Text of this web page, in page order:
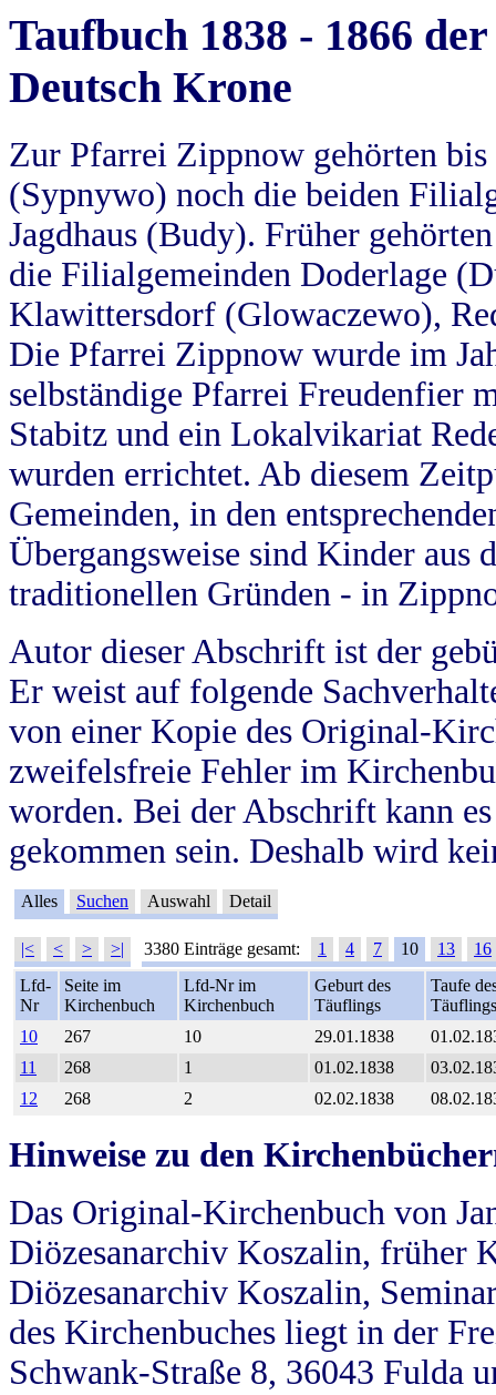
Taufbuch 1838 - 1866
Deutsch Krone
Zur Pfarrei Zippnow gehörten
(Sypnywo) noch die beiden
Jagdhaus (Budy). Früher
die Filialgemeinden Doderlage
Klawittersdorf (Glowaczewo),
Die Pfarrei Zippnow wurde im
selbständige Pfarrei Freudenfier
Stabitz und ein Lokalvikariat
wurden errichtet. Ab diesem
Gemeinden, in den
Übergangsweise sind Kinder aus
traditionellen Gründen - in
Autor dieser Abschrift ist der
Er weist auf folgende
von einer Kopie des Original-
zweifelsfreie Fehler im
worden. Bei der Abschrift kann
gekommen sein. Deshalb wird
Alles Suchen Auswahl Detail
|< < > >| 3380 Einträge gesamt: 1 4 7 10 13
16
Lfd-
Nr
Seite im
Kirchenbuch
Lfd-Nr im
Kirchenbuch
Geburt des
Täuflings
Taufe
Täuflings
10
267 10 29.01.1838
11
268 1 01.02.1838
12
268 2 02.02.1838
Hinweise zu den
Das Original-Kirchenbuch von
Diözesanarchiv Koszalin, früher
Diözesanarchiv Koszalin,
des Kirchenbuches liegt in der
Schwank-Straße 8, 36043 Fulda